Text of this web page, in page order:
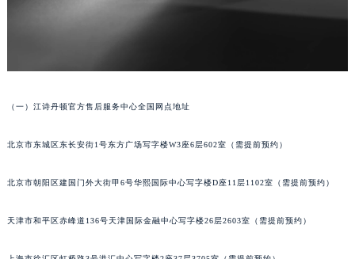
（一）江诗丹顿官方售后服务中心全国网点地址
北京市东城区东长安街1号东方广场写字楼W3座6层602室（需提前预约）
北京市朝阳区建国门外大街甲6号华熙国际中心写字楼D座11层1102室（需提前预约）
天津市和平区赤峰道136号天津国际金融中心写字楼26层2603室（需提前预约）